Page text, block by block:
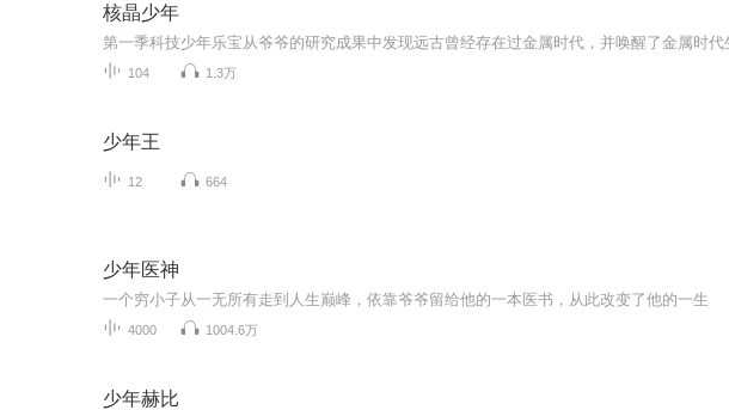
核晶少年
104 1.3万
少年王
12 664
少年医神
一个穷小子从一无所有走到人生巅峰，依靠爷爷留给他的一本医书，从此改变了他的一生
4000 1004.6万
少年赫比